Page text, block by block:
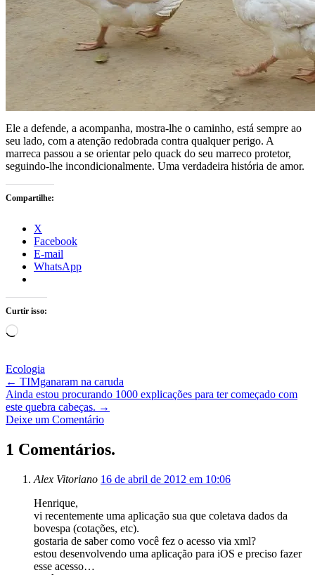
Ele a defende, a acompanha, mostra-lhe o caminho, está sempre ao
seu lado, com a atenção redobrada contra qualquer perigo. A
marreca passou a se orientar pelo quack do seu marreco protetor,
seguindo-lhe incondicionalmente. Uma verdadeira história de amor.
Compartilhe:
X
Facebook
E-mail
WhatsApp
Curtir isso:
Carregando...
Ecologia
← TIMganaram na caruda
Ainda estou procurando 1000 explicações para ter começado com
este quebra cabeças. →
Deixe um Comentário
1 Comentários.
Alex Vitoriano 16 de abril de 2012 em 10:06
Henrique,
vi recentemente uma aplicação sua que coletava dados da
bovespa (cotações, etc).
gostaria de saber como você fez o acesso via xml?
estou desenvolvendo uma aplicação para iOS e preciso fazer
esse acesso…